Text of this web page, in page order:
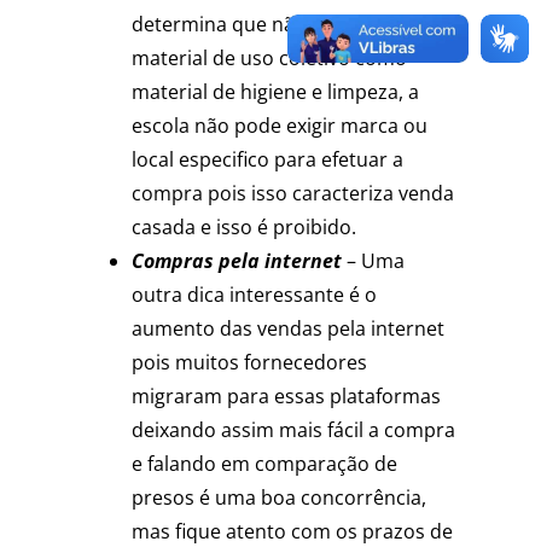
determina que não pode conter
material de uso coletivo como
material de higiene e limpeza, a
escola não pode exigir marca ou
local especifico para efetuar a
compra pois isso caracteriza venda
casada e isso é proibido.
Compras pela internet– Uma
outra dica interessante é o
aumento das vendas pela internet
pois muitos fornecedores
migraram para essas plataformas
deixando assim mais fácil a compra
e falando em comparação de
presos é uma boa concorrência,
mas fique atento com os prazos de